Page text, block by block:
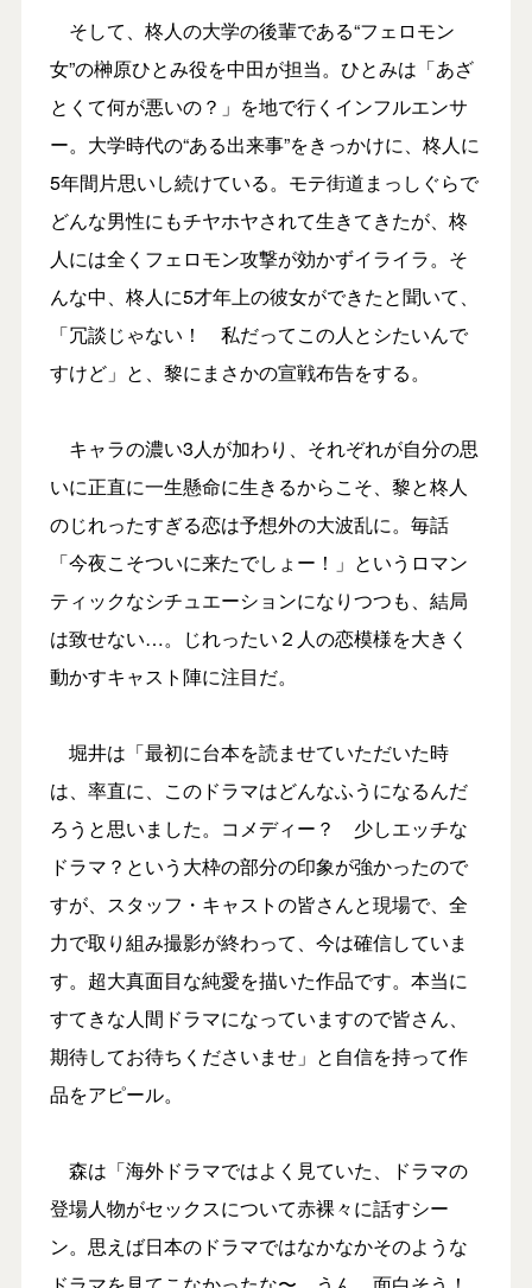
そして、柊人の大学の後輩である“フェロモン
女”の榊原ひとみ役を中田が担当。ひとみは「あざ
とくて何が悪いの？」を地で行くインフルエンサ
ー。大学時代の“ある出来事”をきっかけに、柊人に
5年間片思いし続けている。モテ街道まっしぐらで
どんな男性にもチヤホヤされて生きてきたが、柊
人には全くフェロモン攻撃が効かずイライラ。そ
んな中、柊人に5才年上の彼女ができたと聞いて、
「冗談じゃない！ 私だってこの人とシたいんで
すけど」と、黎にまさかの宣戦布告をする。
キャラの濃い3人が加わり、それぞれが自分の思
いに正直に一生懸命に生きるからこそ、黎と柊人
のじれったすぎる恋は予想外の大波乱に。毎話
「今夜こそついに来たでしょー！」というロマン
ティックなシチュエーションになりつつも、結局
は致せない…。じれったい２人の恋模様を大きく
動かすキャスト陣に注目だ。
堀井は「最初に台本を読ませていただいた時
は、率直に、このドラマはどんなふうになるんだ
ろうと思いました。コメディー？ 少しエッチな
ドラマ？という大枠の部分の印象が強かったので
すが、スタッフ・キャストの皆さんと現場で、全
力で取り組み撮影が終わって、今は確信していま
す。超大真面目な純愛を描いた作品です。本当に
すてきな人間ドラマになっていますので皆さん、
期待してお待ちくださいませ」と自信を持って作
品をアピール。
森は「海外ドラマではよく見ていた、ドラマの
登場人物がセックスについて赤裸々に話すシー
ン。思えば日本のドラマではなかなかそのような